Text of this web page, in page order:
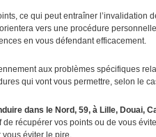
ce qui peut entraîner l’invalidation
vers une procédure
en vous défendant efficacement.
aux problèmes spécifiques
qui vont vous permettre, selon le
dans le Nord, 59, à Lille, Douai,
récupérer vos points ou de vous
éviter le pire.